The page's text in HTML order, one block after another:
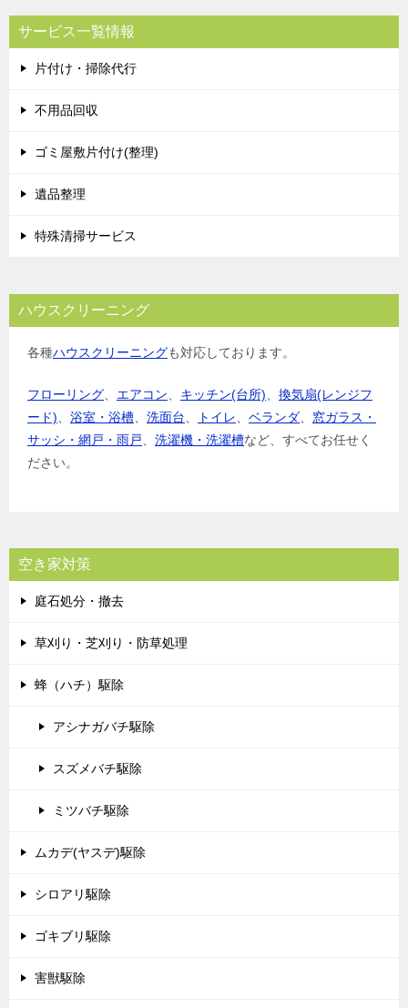
サービス一覧情報
片付け・掃除代行
不用品回収
ゴミ屋敷片付け(整理)
遺品整理
特殊清掃サービス
ハウスクリーニング
各種ハウスクリーニングも対応しております。
フローリング エアコン キッチン(台所)
換気扇(レンジフ
ード)
浴室・浴槽 洗面台 トイレ ベランダ
窓ガラス・
サッシ・網戸・雨戸
洗濯機・洗濯槽など、すべてお任せく
ださい。
空き家対策
庭石処分・撤去
草刈り・芝刈り・防草処理
蜂（ハチ）駆除
アシナガバチ駆除
スズメバチ駆除
ミツバチ駆除
ムカデ(ヤスデ)駆除
シロアリ駆除
ゴキブリ駆除
害獣駆除